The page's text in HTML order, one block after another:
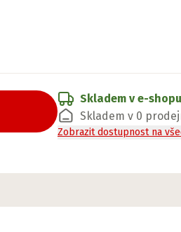
Skladem v e-shopu
Skladem v 0
Zobrazit dostupnost na